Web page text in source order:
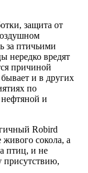
защита от
за птичьими
нередко вредят
причиной
и в других
по
нефтяной и
Robird
сокола, а
птиц, и не
присутствию,